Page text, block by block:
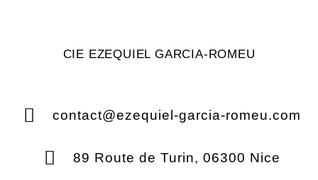
CIE EZEQUIEL GARCIA-ROMEU
contact@ezequiel-garcia-romeu.com
89 Route de Turin, 06300 Nice